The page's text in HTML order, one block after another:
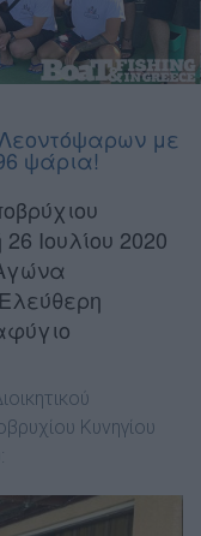
με
ψάρια!
Ιουλίου 2020
Κυνηγίου